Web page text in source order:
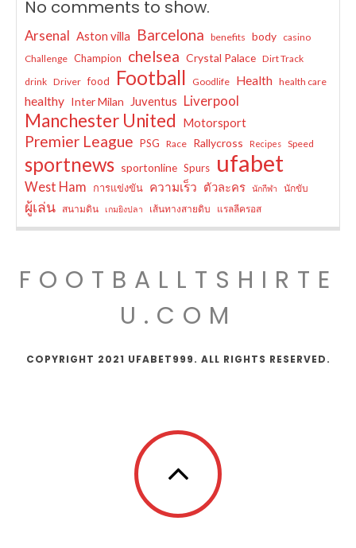
No comments to show.
Arsenal Aston villa Barcelona benefits body casino
Challenge Champion chelsea Crystal Palace Dirt Track
drink Driver food Football Goodlife Health health care
healthy Inter Milan Juventus Liverpool
Manchester United Motorsport
Premier League PSG Race Rallycross Recipes Speed
sportnews sportonline Spurs ufabet
West Ham การแข่งขัน ความเร็ว ตัวละคร นักกีฬา นักขับ
ผู้เล่น สนามดิน เกมยิงปลา เส้นทางสายดิบ แรลลีครอส
FOOTBALLTSHIRTE
U.COM
COPYRIGHT 2021 UFABET999. ALL RIGHTS RESERVED.